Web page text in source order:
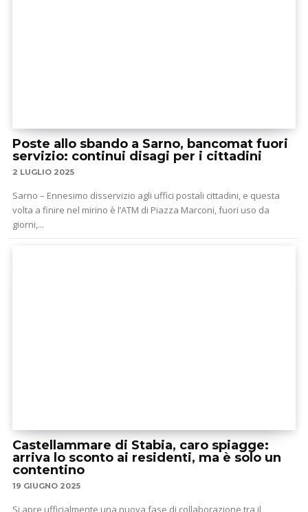
Poste allo sbando a Sarno, bancomat fuori
servizio: continui disagi per i cittadini
2 LUGLIO 2025
Sarno – Ennesimo disservizio agli uffici postali cittadini, e questa
volta a finire nel mirino è l’ATM di Piazza Marconi, fuori uso da
giorni,...
Castellammare di Stabia, caro spiagge:
arriva lo sconto ai residenti, ma è solo un
contentino
19 GIUGNO 2025
Si apre ufficialmente una nuova fase di collaborazione tra il